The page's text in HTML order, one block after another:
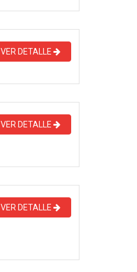
VER DETALLE
VER DETALLE
VER DETALLE